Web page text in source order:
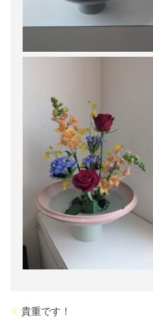
貴重です！